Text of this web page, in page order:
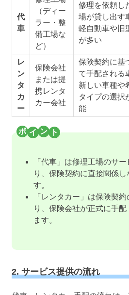
代
車
（ディー
ラー・整
備工場な
ど）
修理を依頼し
場が貸し出す
軽自動車や旧
が多い
レ
ン
タ
カ
ー
保険会社
または提
携レンタ
カー会社
保険契約に基
て手配される
新しい車種や
タイプの選択
能
「代車」は修理工場のサ
り、保険契約に直接関係し
す。
「レンタカー」は保険契
り、保険会社が正式に手
ます。
2. サービス提供の流れ